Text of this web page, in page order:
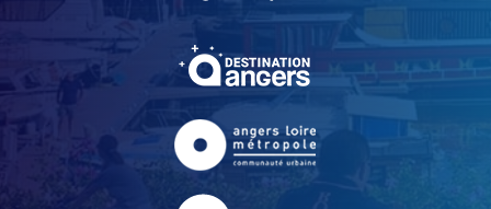
, Ouvre une nouvelle
, Ouvre une nouvelle